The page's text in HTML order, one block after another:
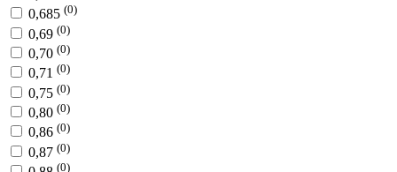
0,685 (0)
0,69 (0)
0,70 (0)
0,71 (0)
0,75 (0)
0,80 (0)
0,86 (0)
0,87 (0)
(0)